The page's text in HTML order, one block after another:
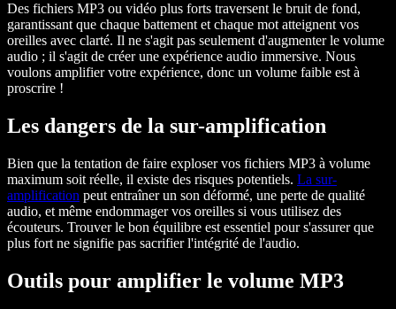
Des fichiers MP3 ou vidéo plus forts traversent le bruit de fond,
garantissant que chaque battement et chaque mot atteignent vos
oreilles avec clarté. Il ne s'agit pas seulement d'augmenter le volume
audio ; il s'agit de créer une expérience audio immersive. Nous
voulons amplifier votre expérience, donc un volume faible est à
proscrire !
Les dangers de la sur-amplification
Bien que la tentation de faire exploser vos fichiers MP3 à volume
maximum soit réelle, il existe des risques potentiels. La sur-
amplification peut entraîner un son déformé, une perte de qualité
audio, et même endommager vos oreilles si vous utilisez des
écouteurs. Trouver le bon équilibre est essentiel pour s'assurer que
plus fort ne signifie pas sacrifier l'intégrité de l'audio.
Outils pour amplifier le volume MP3